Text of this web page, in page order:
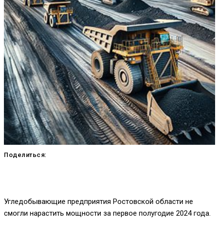
Поделиться:
Угледобывающие предприятия Ростовской области не
смогли нарастить мощности за первое полугодие 2024 года.